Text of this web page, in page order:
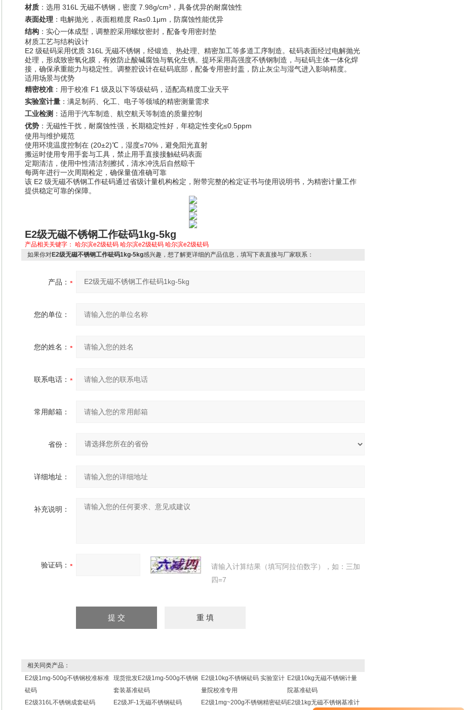
材质 ：选用 316L 无磁不锈钢，密度 7.98g/cm³，具备优异的耐腐蚀性
表面处理 ：电解抛光，表面粗糙度 Ra≤0.1μm，防腐蚀性能优异
结构 ：实心一体成型，调整腔采用螺纹密封，配备专用密封垫
材质工艺与结构设计
E2 级砝码采用优质 316L 无磁不锈钢，经锻造、热处理、精密加工等多道工序制造。砝码表面经过电解抛光
处理，形成致密氧化膜，有效防止酸碱腐蚀与氧化生锈。提环采用高强度不锈钢制造，与砝码主体一体化焊
接，确保承重能力与稳定性。调整腔设计在砝码底部，配备专用密封盖，防止灰尘与湿气进入影响精度。
适用场景与优势
精密校准 ：用于校准 F1 级及以下等级砝码，适配高精度工业天平
实验室计量 ：满足制药、化工、电子等领域的精密测量需求
工业检测 ：适用于汽车制造、航空航天等制造的质量控制
优势 ：无磁性干扰，耐腐蚀性强，长期稳定性好，年稳定性变化≤0.5ppm
使用与维护规范
使用环境温度控制在 (20±2)℃，湿度≤70%，避免阳光直射
搬运时使用专用手套与工具，禁止用手直接接触砝码表面
定期清洁，使用中性清洁剂擦拭，清水冲洗后自然晾干
每两年进行一次周期检定，确保量值准确可靠
该 E2 级无磁不锈钢工作砝码通过省级计量机构检定，附带完整的检定证书与使用说明书，为精密计量工作
提供稳定可靠的保障。
E2级无磁不锈钢工作砝码1kg-5kg
产品相关关键字： 哈尔滨e2级砝码 哈尔滨e2级砝码 哈尔滨e2级砝码
如果你对E2级无磁不锈钢工作砝码1kg-5kg感兴趣，想了解更详细的产品信息，填写下表直接与厂家联系：
产品：
您的单位：
您的姓名：
联系电话：
常用邮箱：
省份：
详细地址：
补充说明：
验证码：
请输入计算结果（填写阿拉伯数字），如：三加
四=7
相关同类产品：
E2级1mg-500g不锈钢校准标准
砝码
现货批发E2级1mg-500g不锈钢
套装基准砝码
E2级10kg不锈钢砝码 实验室计
量院校准专用
E2级10kg无磁不锈钢计量
院基准砝码
E2级316L不锈钢成套砝码
E2级JF-1无磁不锈钢砝码 E2级1mg~200g不锈钢精密砝码E2级1kg无磁不锈钢基准计